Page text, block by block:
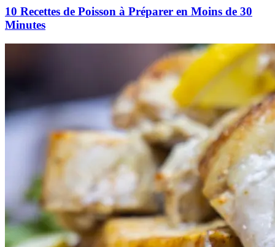
10 Recettes de Poisson à Préparer en Moins de 30
Minutes